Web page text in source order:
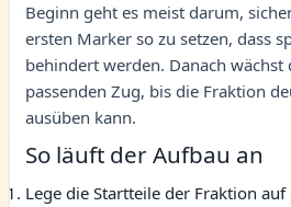
Beginn geht es meist darum,
ersten Marker so zu setzen, dass
behindert werden. Danach
passenden Zug, bis die Fraktion
ausüben kann.
So läuft der Aufbau an
Lege die Startteile der Fraktion